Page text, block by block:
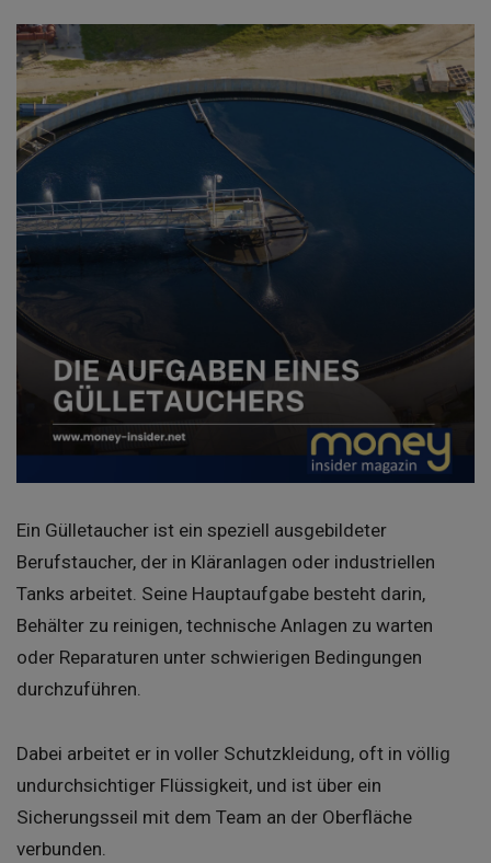
Ein Gülletaucher ist ein speziell ausgebildeter
Berufstaucher, der in Kläranlagen oder industriellen
Tanks arbeitet. Seine Hauptaufgabe besteht darin,
Behälter zu reinigen, technische Anlagen zu warten
oder Reparaturen unter schwierigen Bedingungen
durchzuführen.
Dabei arbeitet er in voller Schutzkleidung, oft in völlig
undurchsichtiger Flüssigkeit, und ist über ein
Sicherungsseil mit dem Team an der Oberfläche
verbunden.